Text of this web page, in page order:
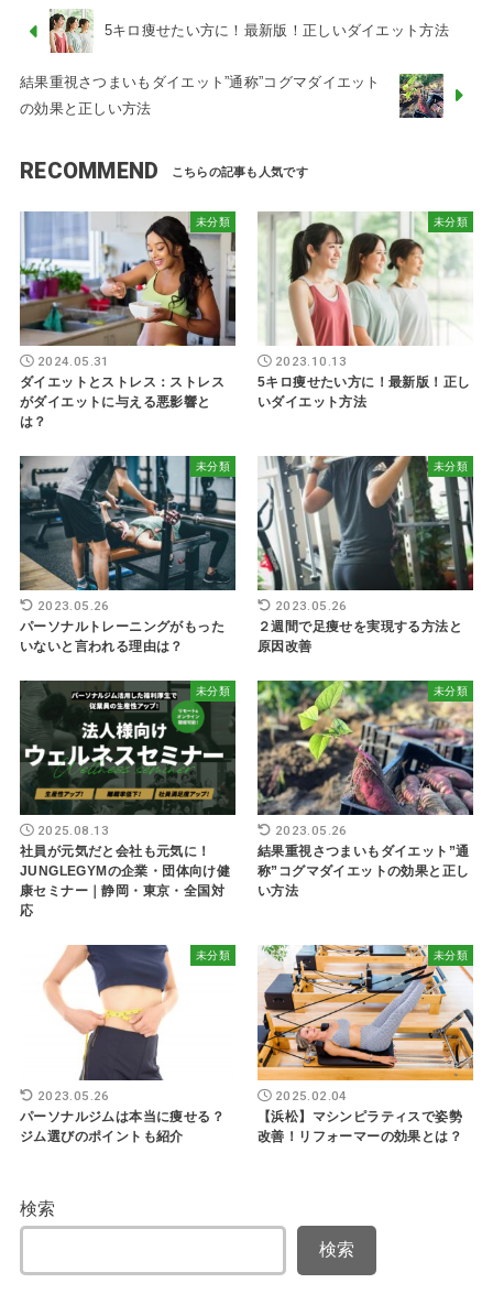
5キロ痩せたい方に！最新版！正しいダイエット方法
結果重視さつまいもダイエット”通称”コグマダイエット
の効果と正しい方法
RECOMMEND
未分類
2024.05.31
ダイエットとストレス：ストレス
がダイエットに与える悪影響と
は？
未分類
2023.10.13
5キロ痩せたい方に！最新版！正し
いダイエット方法
未分類
2023.05.26
パーソナルトレーニングがもった
いないと言われる理由は？
未分類
2023.05.26
２週間で足痩せを実現する方法と
原因改善
未分類
2025.08.13
社員が元気だと会社も元気に！
JUNGLEGYMの企業・団体向け健
康セミナー｜静岡・東京・全国対
応
未分類
2023.05.26
結果重視さつまいもダイエット”通
称”コグマダイエットの効果と正し
い方法
未分類
2023.05.26
パーソナルジムは本当に痩せる？
ジム選びのポイントも紹介
未分類
2025.02.04
【浜松】マシンピラティスで姿勢
改善！リフォーマーの効果とは？
検索
検索